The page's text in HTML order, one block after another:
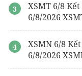
XSMT 6/8
6/8/2026
XSMN 6/8
6/8/2026